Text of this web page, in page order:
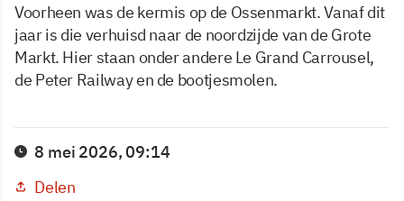
Voorheen was de kermis op de Ossenmarkt. Vanaf dit
jaar is die verhuisd naar de noordzijde van de Grote
Markt. Hier staan onder andere Le Grand Carrousel,
de Peter Railway en de bootjesmolen.
8 mei 2026, 09:14
Delen